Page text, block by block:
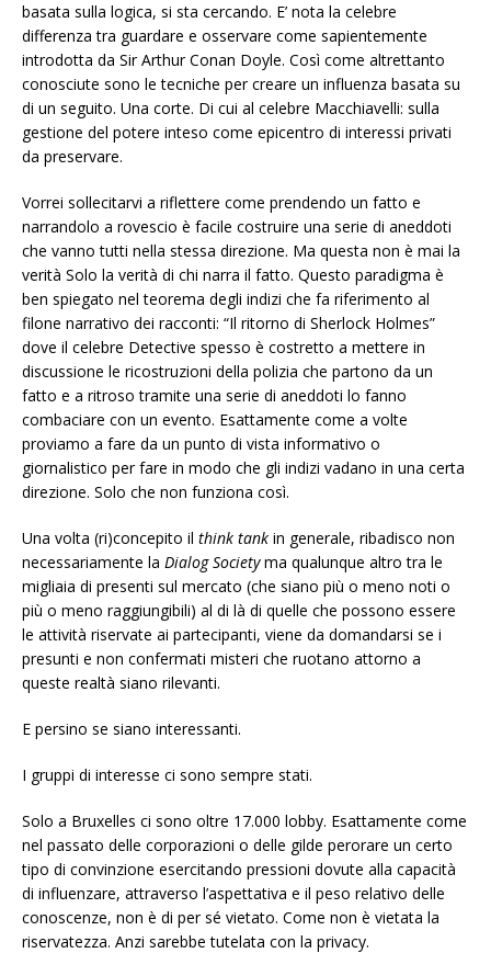
basata sulla logica, si sta cercando. E’ nota la celebre
differenza tra guardare e osservare come sapientemente
introdotta da Sir Arthur Conan Doyle. Così come altrettanto
conosciute sono le tecniche per creare un influenza basata su
di un seguito. Una corte. Di cui al celebre Macchiavelli: sulla
gestione del potere inteso come epicentro di interessi privati
da preservare.
Vorrei sollecitarvi a riflettere come prendendo un fatto e
narrandolo a rovescio è facile costruire una serie di aneddoti
che vanno tutti nella stessa direzione. Ma questa non è mai la
verità Solo la verità di chi narra il fatto. Questo paradigma è
ben spiegato nel teorema degli indizi che fa riferimento al
filone narrativo dei racconti: “Il ritorno di Sherlock Holmes”
dove il celebre Detective spesso è costretto a mettere in
discussione le ricostruzioni della polizia che partono da un
fatto e a ritroso tramite una serie di aneddoti lo fanno
combaciare con un evento. Esattamente come a volte
proviamo a fare da un punto di vista informativo o
giornalistico per fare in modo che gli indizi vadano in una certa
direzione. Solo che non funziona così.
Una volta (ri)concepito il think tank in generale, ribadisco non
necessariamente la Dialog Societyma qualunque altro tra le
migliaia di presenti sul mercato (che siano più o meno noti o
più o meno raggiungibili) al di là di quelle che possono essere
le attività riservate ai partecipanti, viene da domandarsi se i
presunti e non confermati misteri che ruotano attorno a
queste realtà siano rilevanti.
E persino se siano interessanti.
I gruppi di interesse ci sono sempre stati.
Solo a Bruxelles ci sono oltre 17.000 lobby. Esattamente come
nel passato delle corporazioni o delle gilde perorare un certo
tipo di convinzione esercitando pressioni dovute alla capacità
di influenzare, attraverso l’aspettativa e il peso relativo delle
conoscenze, non è di per sé vietato. Come non è vietata la
riservatezza. Anzi sarebbe tutelata con la privacy.